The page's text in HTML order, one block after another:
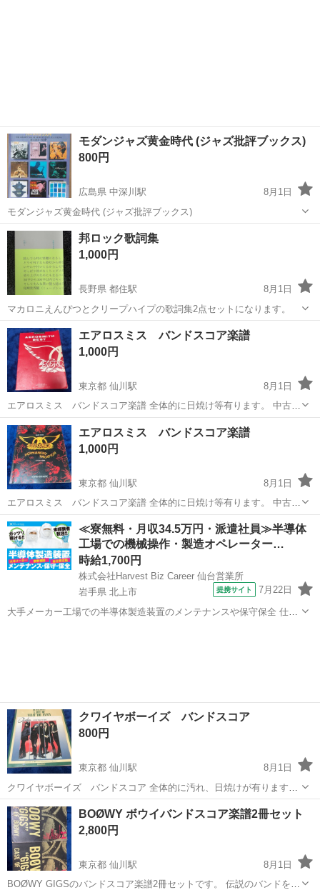
モダンジャズ黄金時代 (ジャズ批評ブックス)
800円
広島県 中深川駅
8月1日
モダンジャズ黄金時代 (ジャズ批評ブックス)
広島 広島市 中深川駅 楽譜、音楽書
邦ロック歌詞集
1,000円
長野県 都住駅
8月1日
マカロニえんぴつとクリープハイプの歌詞集2点セットになります。
長野 上高井郡 楽譜、音楽書
エアロスミス バンドスコア楽譜
1,000円
東京都 仙川駅
8月1日
エアロスミス バンドスコア楽譜 全体的に日焼け等有ります。 中古で
すので神経質な方はご遠慮下さい。 他にもギター、機材等有ります。
ご覧下さい。 宜しくお願いします。
東京 調布市 楽譜、音楽書
エアロスミス バンドスコア楽譜
1,000円
東京都 仙川駅
8月1日
エアロスミス バンドスコア楽譜 全体的に日焼け等有ります。 中古で
すので神経質な方はご遠慮下さい。 他にもギター、機材等有ります。
ご覧下さい。 宜しくお願いします。
東京 調布市 仙川駅 楽譜、音楽書
≪寮無料・月収34.5万円・派遣社員≫半導体
工場での機械操作・製造オペレーター…
時給1,700円
株式会社Harvest Biz Career 仙台営業所
岩手県 北上市
提携サイト 7月22日
大手メーカー工場での半導体製造装置のメンテナンスや保守保全 仕事
クワイヤボーイズ バンドスコア
800円
東京都 仙川駅
8月1日
クワイヤボーイズ バンドスコア 全体的に汚れ、日焼けが有ります。
中古ですので神経質な方はご遠慮下さい。 他にもギター、機材等有り
ます。 ご覧下さい。 宜しくお願いします。
東京 調布市 楽譜、音楽書 汚れ
BOØWY ボウイバンドスコア楽譜2冊セット
2,800円
東京都 仙川駅
8月1日
BOØWY GIGSのバンドスコア楽譜2冊セットです。 伝説のバンドをコ